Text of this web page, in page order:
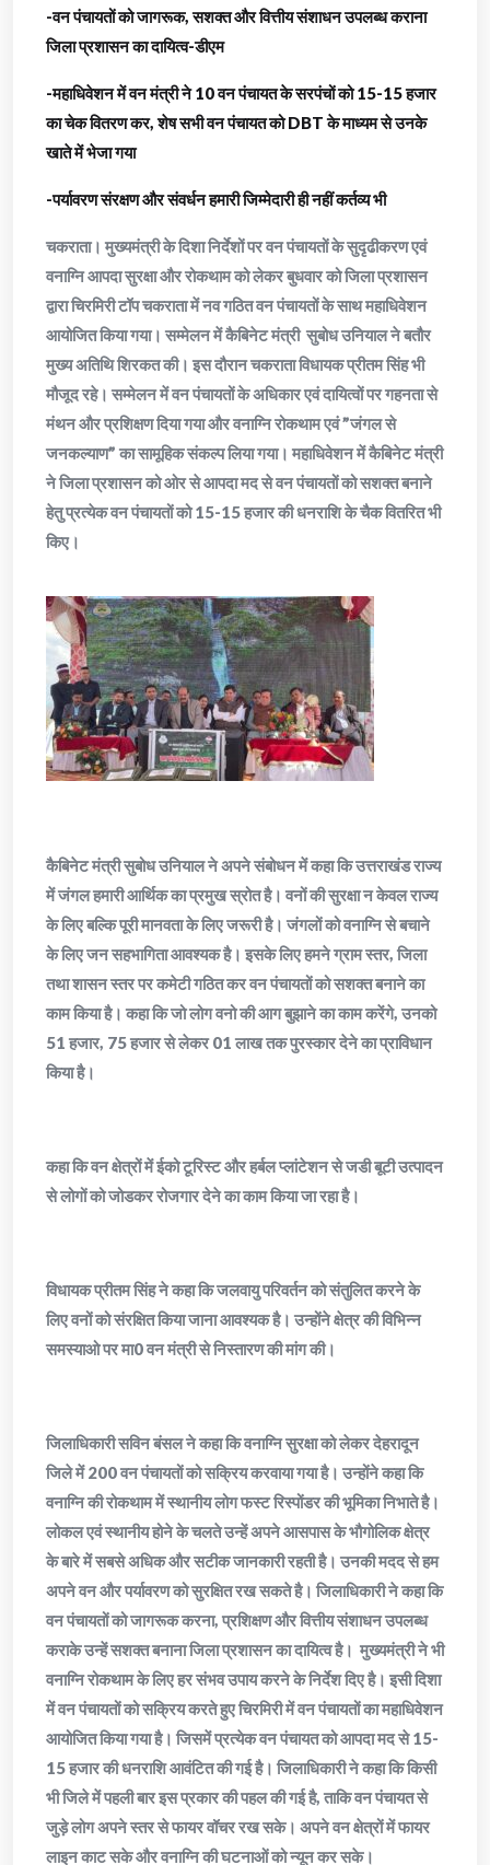
-वन पंचायतों को जागरूक, सशक्त और वित्तीय संशाधन उपलब्ध कराना
जिला प्रशासन का दायित्व-डीएम
-महाधिवेशन में वन मंत्री ने 10 वन पंचायत के सरपंचों को 15-15 हजार
का चेक वितरण कर, शेष सभी वन पंचायत को DBT के माध्यम से उनके
खाते में भेजा गया
-पर्यावरण संरक्षण और संवर्धन हमारी जिम्मेदारी ही नहीं कर्तव्य भी
चकराता। मुख्यमंत्री के दिशा निर्देशों पर वन पंचायतों के सुदृढीकरण एवं
वनाग्नि आपदा सुरक्षा और रोकथाम को लेकर बुधवार को जिला प्रशासन
द्वारा चिरमिरी टॉप चकराता में नव गठित वन पंचायतों के साथ महाधिवेशन
आयोजित किया गया। सम्मेलन में कैबिनेट मंत्री सुबोध उनियाल ने बतौर
मुख्य अतिथि शिरकत की। इस दौरान चकराता विधायक प्रीतम सिंह भी
मौजूद रहे। सम्मेलन में वन पंचायतों के अधिकार एवं दायित्वों पर गहनता से
मंथन और प्रशिक्षण दिया गया और वनाग्नि रोकथाम एवं ”जंगल से
जनकल्याण” का सामूहिक संकल्प लिया गया। महाधिवेशन में कैबिनेट मंत्री
ने जिला प्रशासन को ओर से आपदा मद से वन पंचायतों को सशक्त बनाने
हेतु प्रत्येक वन पंचायतों को 15-15 हजार की धनराशि के चैक वितरित भी
किए।
कैबिनेट मंत्री सुबोध उनियाल ने अपने संबोधन में कहा कि उत्तराखंड राज्य
में जंगल हमारी आर्थिक का प्रमुख स्रोत है। वनों की सुरक्षा न केवल राज्य
के लिए बल्कि पूरी मानवता के लिए जरूरी है। जंगलों को वनाग्नि से बचाने
के लिए जन सहभागिता आवश्यक है। इसके लिए हमने ग्राम स्तर, जिला
तथा शासन स्तर पर कमेटी गठित कर वन पंचायतों को सशक्त बनाने का
काम किया है। कहा कि जो लोग वनो की आग बुझाने का काम करेंगे, उनको
51 हजार, 75 हजार से लेकर 01 लाख तक पुरस्कार देने का प्राविधान
किया है।
कहा कि वन क्षेत्रों में ईको टूरिस्ट और हर्बल प्लांटेशन से जडी बूटी उत्पादन
से लोगों को जोडकर रोजगार देने का काम किया जा रहा है।
विधायक प्रीतम सिंह ने कहा कि जलवायु परिवर्तन को संतुलित करने के
लिए वनों को संरक्षित किया जाना आवश्यक है। उन्होंने क्षेत्र की विभिन्न
समस्याओ पर मा0 वन मंत्री से निस्तारण की मांग की।
जिलाधिकारी सविन बंसल ने कहा कि वनाग्नि सुरक्षा को लेकर देहरादून
जिले में 200 वन पंचायतों को सक्रिय करवाया गया है। उन्होंने कहा कि
वनाग्नि की रोकथाम में स्थानीय लोग फस्ट रिस्पोंडर की भूमिका निभाते है।
लोकल एवं स्थानीय होने के चलते उन्हें अपने आसपास के भौगोलिक क्षेत्र
के बारे में सबसे अधिक और सटीक जानकारी रहती है। उनकी मदद से हम
अपने वन और पर्यावरण को सुरक्षित रख सकते है। जिलाधिकारी ने कहा कि
वन पंचायतों को जागरूक करना, प्रशिक्षण और वित्तीय संशाधन उपलब्ध
कराके उन्हें सशक्त बनाना जिला प्रशासन का दायित्व है। मुख्यमंत्री ने भी
वनाग्नि रोकथाम के लिए हर संभव उपाय करने के निर्देश दिए है। इसी दिशा
में वन पंचायतों को सक्रिय करते हुए चिरमिरी में वन पंचायतों का महाधिवेशन
आयोजित किया गया है। जिसमें प्रत्येक वन पंचायत को आपदा मद से 15-
15 हजार की धनराशि आवंटित की गई है। जिलाधिकारी ने कहा कि किसी
भी जिले में पहली बार इस प्रकार की पहल की गई है, ताकि वन पंचायत से
जुड़े लोग अपने स्तर से फायर वॉचर रख सके। अपने वन क्षेत्रों में फायर
लाइन काट सके और वनाग्नि की घटनाओं को न्यून कर सके।